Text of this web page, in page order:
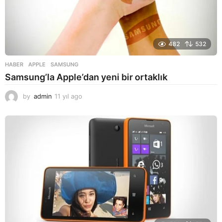
482 532
HABER APPLE ,SAMSUNG
Samsung’la Apple’dan yeni bir ortaklık
by admin 11 yıl ago